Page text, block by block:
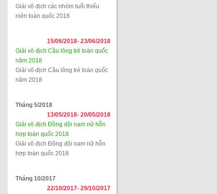
Giải vô địch các nhóm tuổi thiếu
niên toàn quốc 2018
15/06/2018- 23/06/2018
Giải vô địch Cầu lông trẻ toàn quốc
năm 2018
Giải vô địch Cầu lông trẻ toàn quốc
năm 2018
Tháng 5/2018
13/05/2018- 20/05/2018
Giải vô địch Đồng đội nam nữ hỗn
hợp toàn quốc 2018
Giải vô địch Đồng đội nam nữ hỗn
hợp toàn quốc 2018
Tháng 10/2017
22/10/2017- 29/10/2017